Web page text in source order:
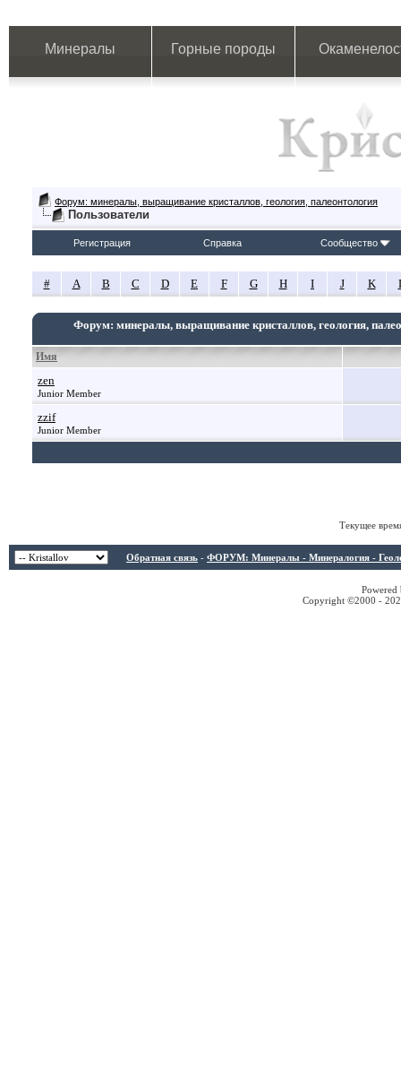
Минералы Горные породы
Форум: минералы, выращивание кристаллов, геология, палеонтология
Пользователи
Регистрация Справка Сообщество
# A B C D E F G H I J K
Форум: минералы, выращивание кристаллов, геология,
Имя
zen
Junior Member
zzif
Junior Member
Текущее
Обратная связь - ФОРУМ: Минералы - Минералогия -
Copyright ©2000 -